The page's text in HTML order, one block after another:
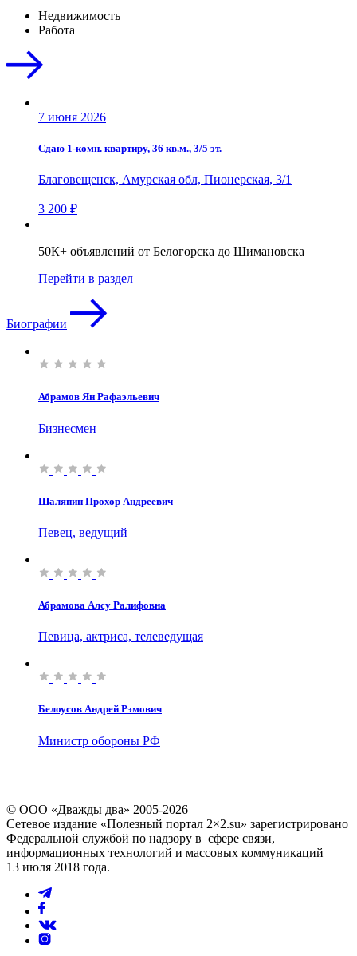
Недвижимость
Работа
7 июня 2026
Сдаю 1-комн. квартиру, 36 кв.м., 3/5 эт.
Благовещенск, Амурская обл, Пионерская, 3/1
3 200 ₽
50К+ объявлений от Белогорска до Шимановска
Перейти в раздел
Биографии
Абрамов Ян Рафаэльевич
Бизнесмен
Шаляпин Прохор Андреевич
Певец, ведущий
Абрамова Алсу Ралифовна
Певица, актриса, телеведущая
Белоусов Андрей Рэмович
Министр обороны РФ
© ООО «Дважды два» 2005-2026
Сетевое издание «Полезный портал 2×2.su» зарегистрировано
Федеральной службой по надзору в сфере связи,
информационных технологий и массовых коммуникаций
13 июля 2018 года.